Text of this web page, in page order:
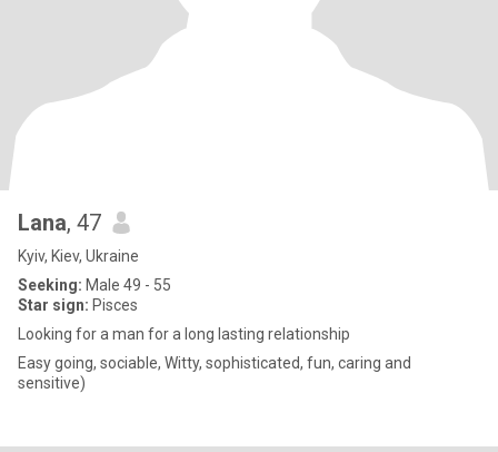
Lana, 47
Kyiv, Kiev, Ukraine
Seeking: Male 49 - 55
Star sign: Pisces
Looking for a man for a long lasting relationship
Easy going, sociable, Witty, sophisticated, fun, caring and
sensitive)